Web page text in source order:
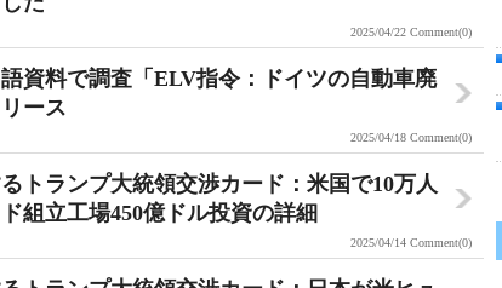
2025/04/22 Comment(0)
資料で調査「ELV指令：ドイツの自動車廃
ース
2025/04/18 Comment(0)
トランプ大統領交渉カード：米国で10万人
組立工場450億ドル投資の詳細
2025/04/14 Comment(0)